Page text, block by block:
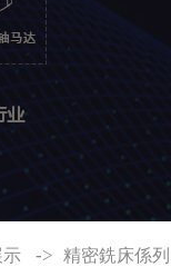
示 -> 精密銑床係列